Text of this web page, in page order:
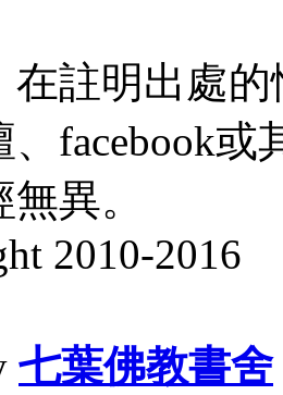
在註明出處
facebook
異。
2010-2016
七葉佛教書舍